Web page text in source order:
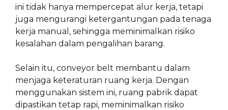
ini tidak hanya mempercepat alur kerja, tetapi
juga mengurangi ketergantungan pada tenaga
kerja manual, sehingga meminimalkan risiko
kesalahan dalam pengalihan barang.
Selain itu, conveyor belt membantu dalam
menjaga keteraturan ruang kerja. Dengan
menggunakan sistem ini, ruang pabrik dapat
dipastikan tetap rapi, meminimalkan risiko